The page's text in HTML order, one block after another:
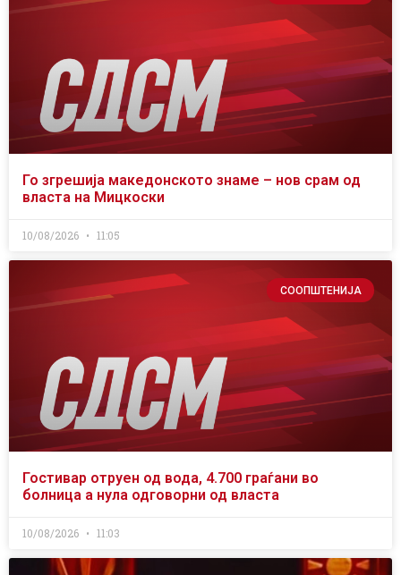
Го згрешија македонското знаме – нов срам од
власта на Мицкоски
10/08/2026 11:05
СООПШТЕНИЈА
Гостивар отруен од вода, 4.700 граѓани во
болница а нула одговорни од власта
10/08/2026 11:03